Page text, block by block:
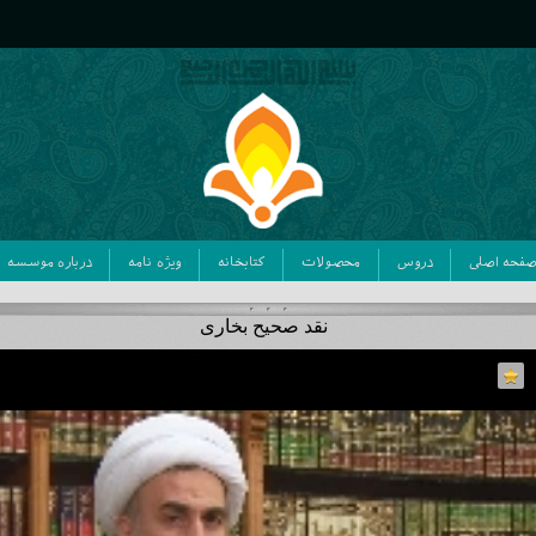
صفحه اصلی دروس محصولات کتابخانه ویژه نامه درباره موسسه
نقد صحیح بخاری